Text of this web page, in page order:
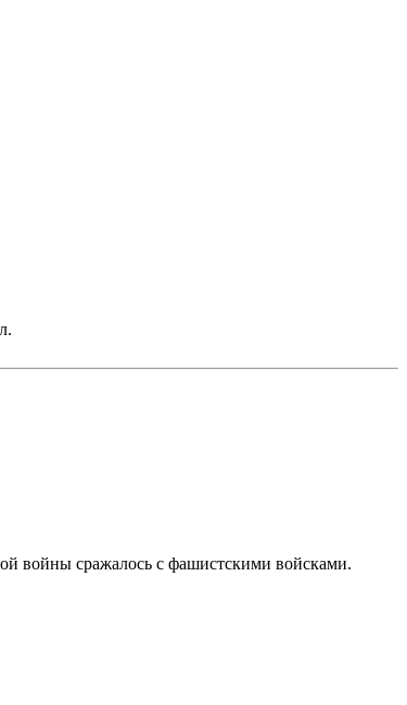
войны сражалось с фашистскими войсками.